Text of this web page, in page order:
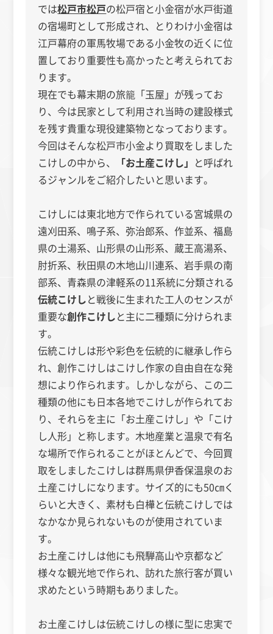
では松戸市松戸の松戸宿と小金宿が水戸街道
の宿場町として形成され、とりわけ小金宿は
江戸幕府の軍馬牧場である小金牧の近くに位
置しており重要性も高かったと考えられてお
ります。
現在でも幕末期の旅籠「玉屋」が残ってお
り、今は民家として利用され当時の建設様式
を残す貴重な現役建築物となっております。
今回はそんな松戸市小金より買取をしました
こけしの中から、
「お土産こけし」 と呼ばれ
るジャンルをご紹介したいと思います。
こけしには東北地方で作られている宮城県の
遠刈田系、鳴子系、弥治郎系、作並系、福島
県の土湯系、山形県の山形系、蔵王高湯系、
肘折系、秋田県の木地山川連系、岩手県の南
部系、青森県の津軽系の11系統に分類される
伝統こけしと戦後に生まれた工人のセンスが
重要な創作こけしと主に二種類に分けられま
す。
伝統こけしは形や彩色を伝統的に継承し作ら
れ、創作こけしはこけし作家の自由自在な発
想により作られます。しかしながら、この二
種類の他にも日本各地でこけしが作られてお
り、それらを主に「お土産こけし」や「こけ
し人形」と称します。木地産業と温泉で有名
な場所で作られることがほとんどで、今回買
取をしましたこけしは群馬県伊香保温泉のお
土産こけしになります。サイズ的にも50㎝く
らいと大きく、素材も白樺と伝統こけしでは
なかなか見られないものが使用されていま
す。
お土産こけしは他にも飛騨高山や京都など
様々な観光地で作られ、訪れた旅行客が買い
求めたという時期もありました。
お土産こけしは伝統こけしの様に型に忠実で